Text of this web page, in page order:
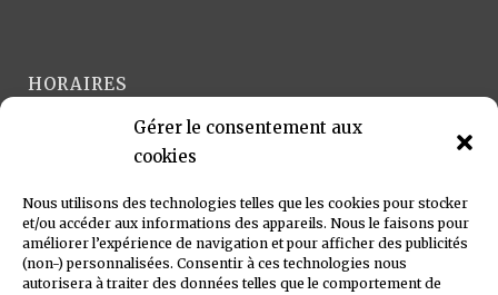
Gérer le consentement aux
cookies
Nous utilisons des technologies telles que les cookies pour stocker
et/ou accéder aux informations des appareils. Nous le faisons pour
améliorer l’expérience de navigation et pour afficher des publicités
(non-) personnalisées. Consentir à ces technologies nous
autorisera à traiter des données telles que le comportement de
HORAIRES
Lundi-Vendredi :
9h-12h et 14h-18h
Samedi :
9h-12h